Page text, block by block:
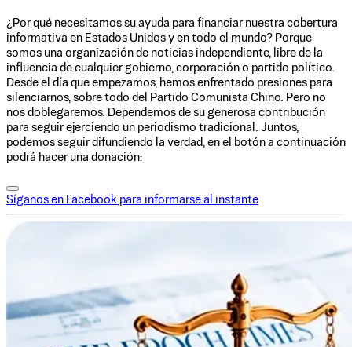
¿Por qué necesitamos su ayuda para financiar nuestra cobertura
informativa en Estados Unidos y en todo el mundo? Porque
somos una organización de noticias independiente, libre de la
influencia de cualquier gobierno, corporación o partido político.
Desde el día que empezamos, hemos enfrentado presiones para
silenciarnos, sobre todo del Partido Comunista Chino. Pero no
nos doblegaremos. Dependemos de su generosa contribución
para seguir ejerciendo un periodismo tradicional. Juntos,
podemos seguir difundiendo la verdad, en el botón a continuación
podrá hacer una donación:
Síganos en Facebook para informarse al instante